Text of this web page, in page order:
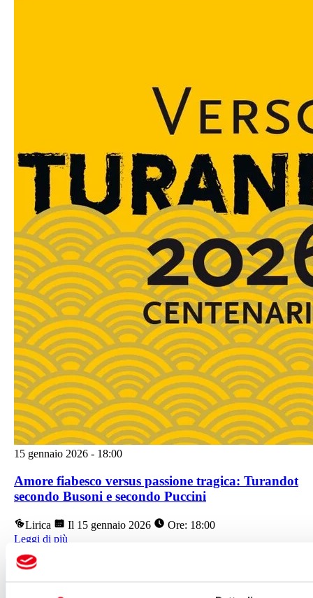
15 gennaio 2026 - 18:00
Amore fiabesco versus passione tragica: Turandot
secondo Busoni e secondo Puccini
Lirica Il 15 gennaio 2026
Ore: 18:00
Leggi di più
Segui tutte le novità